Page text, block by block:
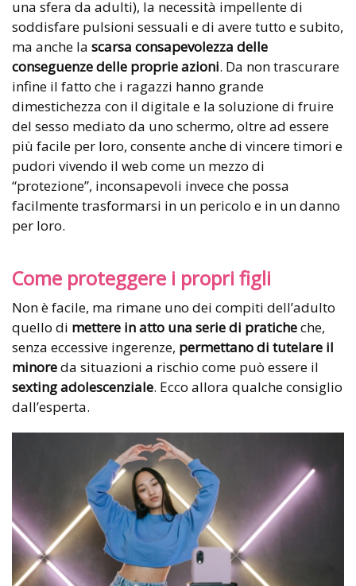
una sfera da adulti), la necessità impellente di
soddisfare pulsioni sessuali e di avere tutto e subito,
ma anche la scarsa consapevolezza delle
conseguenze delle proprie azioni. Da non trascurare
infine il fatto che i ragazzi hanno grande
dimestichezza con il digitale e la soluzione di fruire
del sesso mediato da uno schermo, oltre ad essere
più facile per loro, consente anche di vincere timori e
pudori vivendo il web come un mezzo di
“protezione”, inconsapevoli invece che possa
facilmente trasformarsi in un pericolo e in un danno
per loro.
Come proteggere i propri figli
Non è facile, ma rimane uno dei compiti dell’adulto
quello di mettere in atto una serie di praticheche,
senza eccessive ingerenze, permettano di tutelare il
minoreda situazioni a rischio come può essere il
sexting adolescenziale. Ecco allora qualche consiglio
dall’esperta.